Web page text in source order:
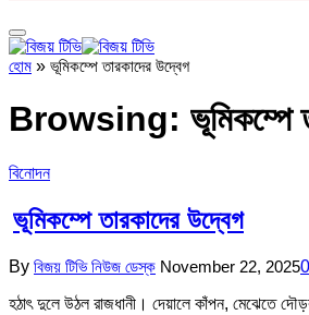
হোম » ভূমিকম্পে তারকাদের উদ্বেগ
Browsing: ভূমিকম্পে
বিনোদন
ভূমিকম্পে তারকাদের উদ্বেগ
By বিজয় টিভি নিউজ ডেস্ক November 22, 20250
হঠাৎ দুলে উঠল রাজধানী। দেয়ালে কাঁপন, মেঝেতে